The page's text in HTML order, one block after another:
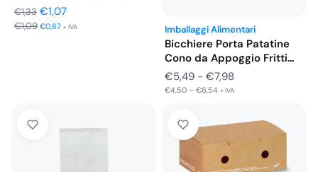
€1,33 Il
prezzo
€1,07Il
prezzo
€1,09 €0,87 + IVA Imballaggi Alimentari
Bicchiere Porta Patatine
Cono da Appoggio Fritti
in…
€5,49 - €7,98
di
da
€5,49
€4,50 – €6,54 + IVA